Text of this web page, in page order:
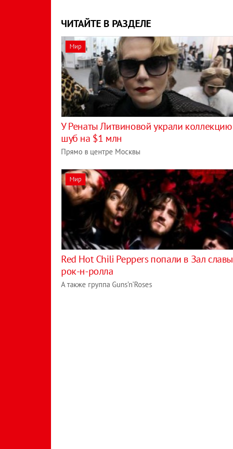
ЧИТАЙТЕ В РАЗДЕЛЕ
Мир
У Ренаты Литвиновой украли коллекцию
шуб на $1 млн
Прямо в центре Москвы
Мир
Red Hot Chili Peppers попали в Зал славы
рок-н-ролла
А также группа Guns’n’Roses